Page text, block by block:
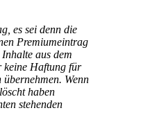
es sei denn die
Premiumeintrag
aus dem
keine Haftung für
Wenn
haben
stehenden